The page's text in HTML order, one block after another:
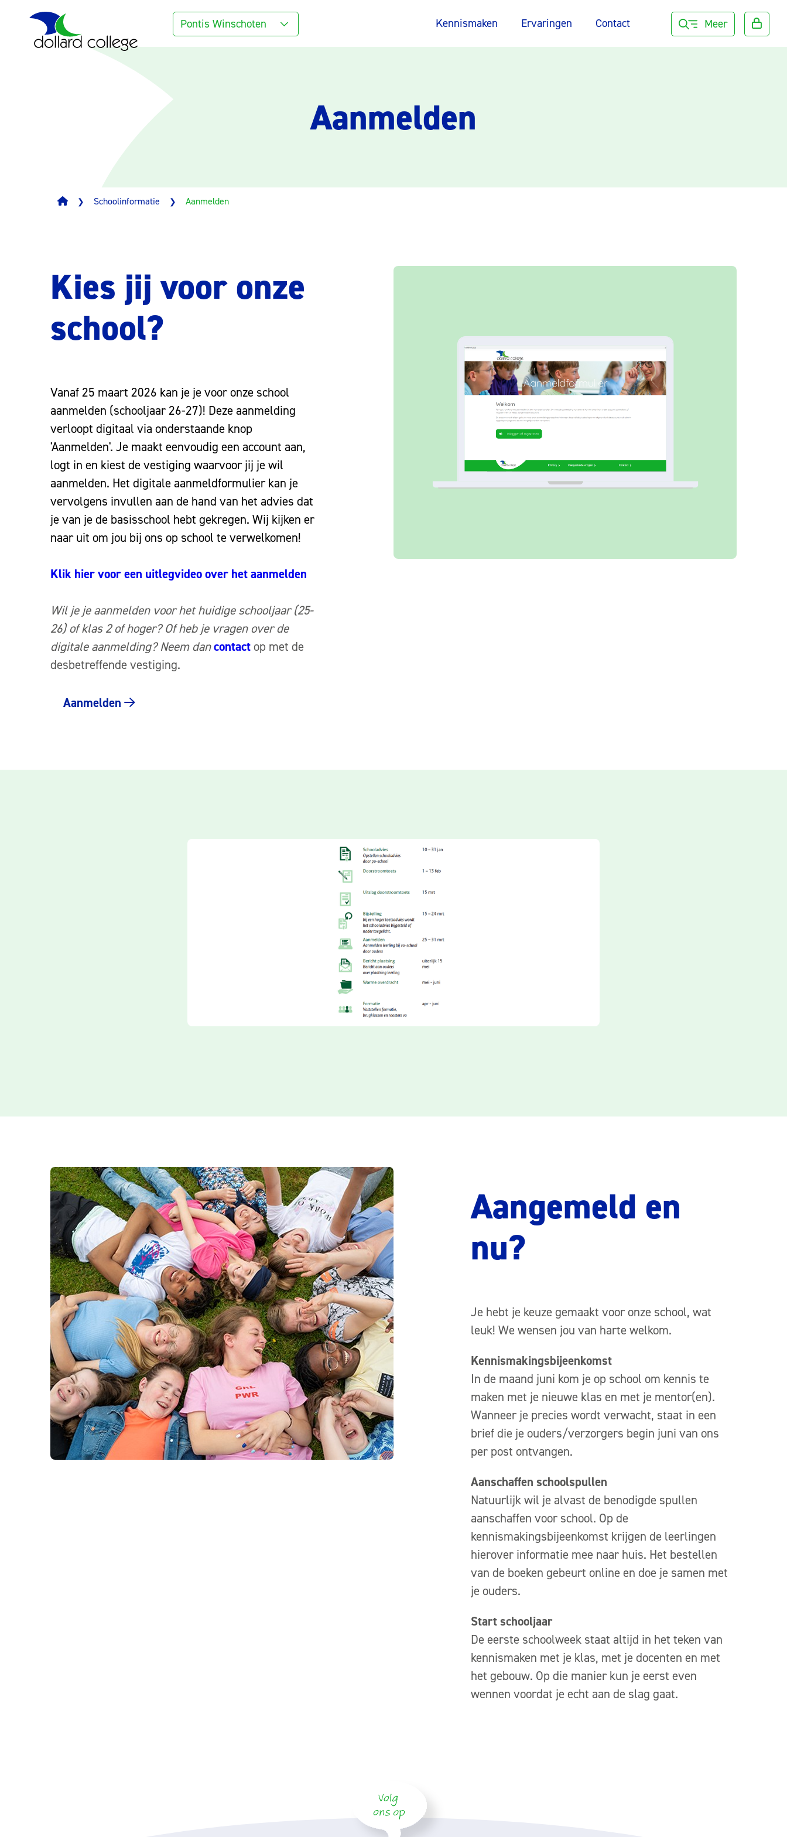
Pontis Winschoten Kennismaken Ervaringen Contact Meer
Aanmelden
❯ Schoolinformatie ❯ Aanmelden
Kies jij voor onze
school?
Vanaf 25 maart 2026 kan je je voor onze school
aanmelden (schooljaar 26-27)! Deze aanmelding
verloopt digitaal via onderstaande knop
'Aanmelden'. Je maakt eenvoudig een account aan,
logt in en kiest de vestiging waarvoor jij je wil
aanmelden. Het digitale aanmeldformulier kan je
vervolgens invullen aan de hand van het advies dat
je van je de basisschool hebt gekregen. Wij kijken er
naar uit om jou bij ons op school te verwelkomen!
Klik hier voor een uitlegvideo over het aanmelden
Wil je je aanmelden voor het huidige schooljaar (25-
26) of klas 2 of hoger? Of heb je vragen over de
digitale aanmelding? Neem dancontactop met de
desbetreffende vestiging.
Aanmelden
Aangemeld en
nu?
Je hebt je keuze gemaakt voor onze school, wat
leuk! We wensen jou van harte welkom.
Kennismakingsbijeenkomst
In de maand juni kom je op school om kennis te
maken met je nieuwe klas en met je mentor(en).
Wanneer je precies wordt verwacht, staat in een
brief die je ouders/verzorgers begin juni van ons
per post ontvangen.
Aanschaffen schoolspullen
Natuurlijk wil je alvast de benodigde spullen
aanschaffen voor school. Op de
kennismakingsbijeenkomst krijgen de leerlingen
hierover informatie mee naar huis. Het bestellen
van de boeken gebeurt online en doe je samen met
je ouders.
Start schooljaar
De eerste schoolweek staat altijd in het teken van
kennismaken met je klas, met je docenten en met
het gebouw. Op die manier kun je eerst even
wennen voordat je echt aan de slag gaat.